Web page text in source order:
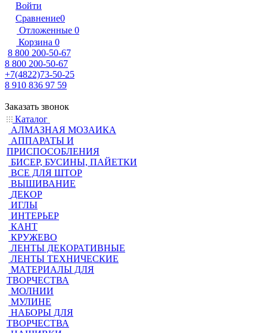
Войти
Сравнение0
Отложенные 0
Корзина 0
8 800 200-50-67
8 800 200-50-67
+7(4822)73-50-25
8 910 836 97 59
Заказать звонок
Каталог
АЛМАЗНАЯ МОЗАИКА
АППАРАТЫ И
ПРИСПОСОБЛЕНИЯ
БИСЕР, БУСИНЫ, ПАЙЕТКИ
ВСЕ ДЛЯ ШТОР
ВЫШИВАНИЕ
ДЕКОР
ИГЛЫ
ИНТЕРЬЕР
КАНТ
КРУЖЕВО
ЛЕНТЫ ДЕКОРАТИВНЫЕ
ЛЕНТЫ ТЕХНИЧЕСКИЕ
МАТЕРИАЛЫ ДЛЯ
ТВОРЧЕСТВА
МОЛНИИ
МУЛИНЕ
НАБОРЫ ДЛЯ
ТВОРЧЕСТВА